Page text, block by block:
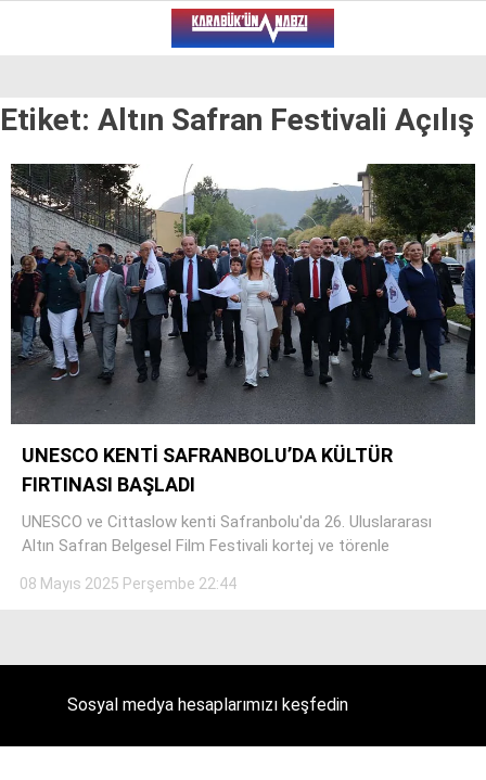
Youtube
26.1
VİDEO YAZARLAR
ALT MANŞET
GÜNCEL
BÖLGEDEN
GENEL
SPOR
Etiket: Altın Safran Festivali Açılış
UNESCO KENTİ SAFRANBOLU’DA KÜLTÜR
FIRTINASI BAŞLADI
UNESCO ve Cittaslow kenti Safranbolu'da 26. Uluslararası
Altın Safran Belgesel Film Festivali kortej ve törenle
08 Mayıs 2025 Perşembe 22:44
Sosyal medya hesaplarımızı keşfedin